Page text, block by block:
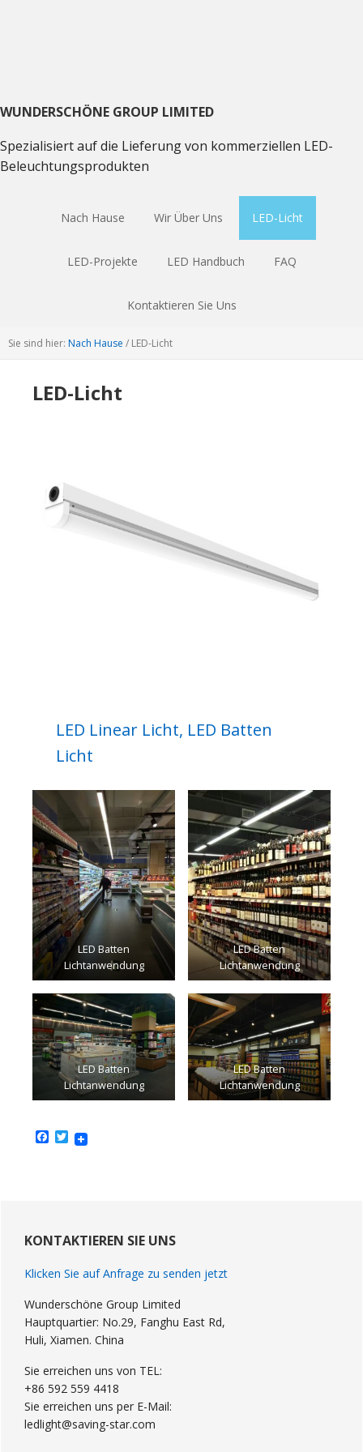
WUNDERSCHÖNE GROUP LIMITED
Spezialisiert auf die Lieferung von kommerziellen LED-
Beleuchtungsprodukten
Nach Hause Wir Über Uns LED-Licht
LED-Projekte LED Handbuch FAQ
Kontaktieren Sie Uns
Sie sind hier: Nach Hause / LED-Licht
LED-Licht
LED Linear Licht, LED Batten
Licht
LED Batten
Lichtanwendung
LED Batten
Lichtanwendung
LED Batten
Lichtanwendung
LED Batten
Lichtanwendung
Facebook
Twitter
Sidebar
KONTAKTIEREN SIE UNS
Klicken Sie auf Anfrage zu senden jetzt
Wunderschöne Group Limited
Hauptquartier: No.29, Fanghu East Rd,
Huli, Xiamen. China
Sie erreichen uns von TEL:
+86 592 559 4418
Sie erreichen uns per E-Mail:
ledlight@saving-star.com